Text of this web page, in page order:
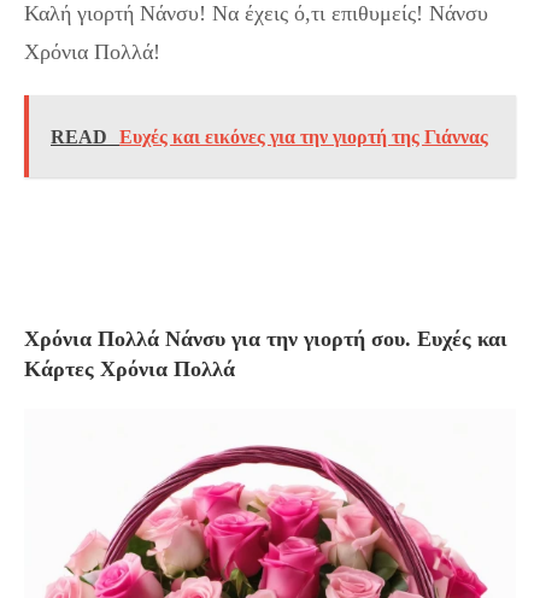
Καλή γιορτή Νάνσυ! Να έχεις ό,τι επιθυμείς! Νάνσυ
Χρόνια Πολλά!
READ Ευχές και εικόνες για την γιορτή της Γιάννας
Χρόνια Πολλά Νάνσυ για την γιορτή σου. Ευχές και
Κάρτες Χρόνια Πολλά